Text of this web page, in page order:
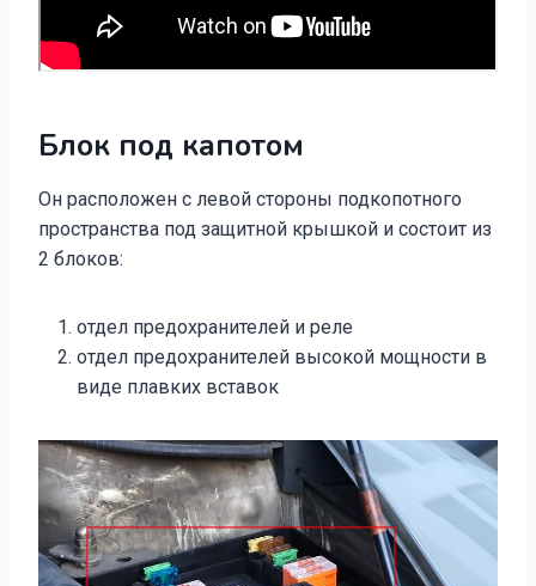
Блок под капотом
Он расположен с левой стороны подкопотного
пространства под защитной крышкой и состоит из
2 блоков:
отдел предохранителей и реле
отдел предохранителей высокой мощности в
виде плавких вставок